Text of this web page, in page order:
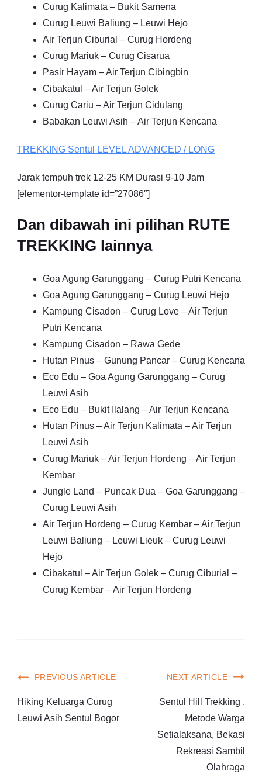
Curug Kalimata – Bukit Samena
Curug Leuwi Baliung – Leuwi Hejo
Air Terjun Ciburial – Curug Hordeng
Curug Mariuk – Curug Cisarua
Pasir Hayam – Air Terjun Cibingbin
Cibakatul – Air Terjun Golek
Curug Cariu – Air Terjun Cidulang
Babakan Leuwi Asih – Air Terjun Kencana
TREKKING Sentul LEVEL ADVANCED / LONG
Jarak tempuh trek 12-25 KM Durasi 9-10 Jam
[elementor-template id=”27086″]
Dan dibawah ini pilihan RUTE
TREKKING lainnya
Goa Agung Garunggang – Curug Putri Kencana
Goa Agung Garunggang – Curug Leuwi Hejo
Kampung Cisadon – Curug Love – Air Terjun
Putri Kencana
Kampung Cisadon – Rawa Gede
Hutan Pinus – Gunung Pancar – Curug Kencana
Eco Edu – Goa Agung Garunggang – Curug
Leuwi Asih
Eco Edu – Bukit Ilalang – Air Terjun Kencana
Hutan Pinus – Air Terjun Kalimata – Air Terjun
Leuwi Asih
Curug Mariuk – Air Terjun Hordeng – Air Terjun
Kembar
Jungle Land – Puncak Dua – Goa Garunggang –
Curug Leuwi Asih
Air Terjun Hordeng – Curug Kembar – Air Terjun
Leuwi Baliung – Leuwi Lieuk – Curug Leuwi
Hejo
Cibakatul – Air Terjun Golek – Curug Ciburial –
Curug Kembar – Air Terjun Hordeng
PREVIOUS ARTICLE
Hiking Keluarga Curug
Leuwi Asih Sentul Bogor
NEXT ARTICLE
Sentul Hill Trekking ,
Metode Warga
Setialaksana, Bekasi
Rekreasi Sambil
Olahraga